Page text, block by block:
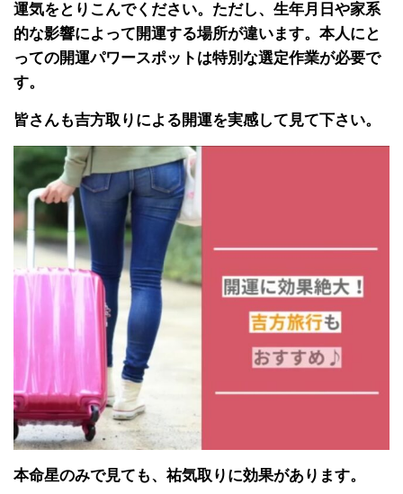
運気をとりこんでください。ただし、生年月日や家系
的な影響によって開運する場所が違います。本人にと
っての開運パワースポットは特別な選定作業が必要で
す。
皆さんも吉方取りによる開運を実感して見て下さい。
本命星のみで見ても、祐気取りに効果があります。